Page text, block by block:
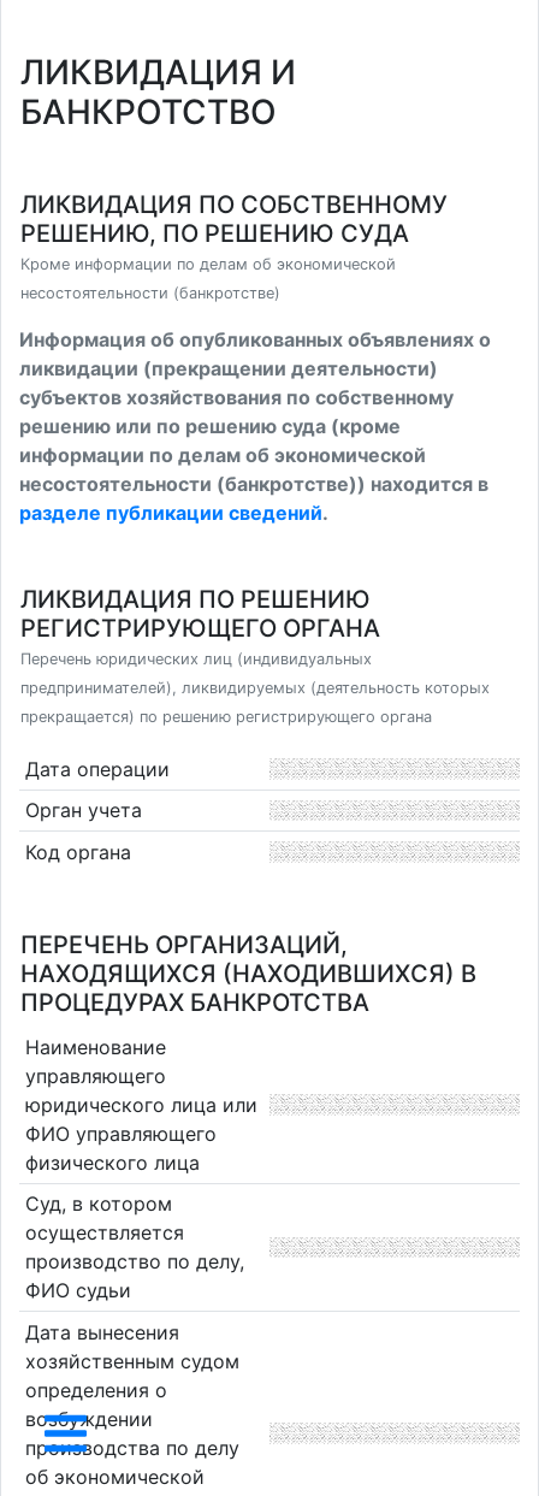
ЛИКВИДАЦИЯ И
БАНКРОТСТВО
ЛИКВИДАЦИЯ ПО СОБСТВЕННОМУ
РЕШЕНИЮ, ПО РЕШЕНИЮ СУДА
Кроме информации по делам об экономической
несостоятельности (банкротстве)
Информация об опубликованных объявлениях о
ликвидации (прекращении деятельности)
субъектов хозяйствования по собственному
решению или по решению суда (кроме
информации по делам об экономической
несостоятельности (банкротстве)) находится в
разделе публикации сведений.
ЛИКВИДАЦИЯ ПО РЕШЕНИЮ
РЕГИСТРИРУЮЩЕГО ОРГАНА
Перечень юридических лиц (индивидуальных
предпринимателей), ликвидируемых (деятельность которых
прекращается) по решению регистрирующего органа
Дата операции
Орган учета
Код органа
ПЕРЕЧЕНЬ ОРГАНИЗАЦИЙ,
НАХОДЯЩИХСЯ (НАХОДИВШИХСЯ) В
ПРОЦЕДУРАХ БАНКРОТСТВА
Наименование
управляющего
юридического лица или
ФИО управляющего
физического лица
Суд, в котором
осуществляется
производство по делу,
ФИО судьи
Дата вынесения
хозяйственным судом
определения о
возбуждении
производства по делу
об экономической